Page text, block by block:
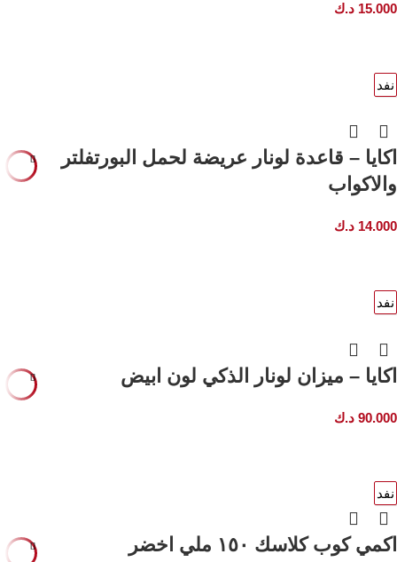
15.000 د.ك
نفد
اكايا – قاعدة لونار عريضة لحمل البورتفلتر
والاكواب
14.000 د.ك
نفد
اكايا – ميزان لونار الذكي لون ابيض
90.000 د.ك
نفد
اكمي كوب كلاسك ١٥٠ ملي اخضر